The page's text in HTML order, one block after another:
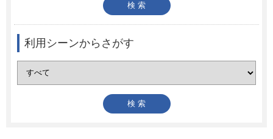
利用シーンからさがす